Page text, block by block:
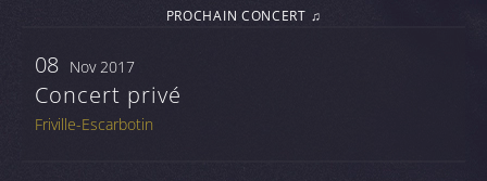
PROCHAIN CONCERT ♫
08 Nov 2017
Concert privé
Friville-Escarbotin